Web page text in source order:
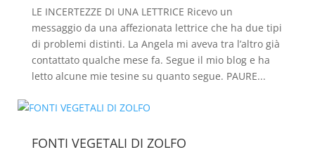
LE INCERTEZZE DI UNA LETTRICE Ricevo un
messaggio da una affezionata lettrice che ha due tipi
di problemi distinti. La Angela mi aveva tra l’altro già
contattato qualche mese fa. Segue il mio blog e ha
letto alcune mie tesine su quanto segue. PAURE...
FONTI VEGETALI DI ZOLFO